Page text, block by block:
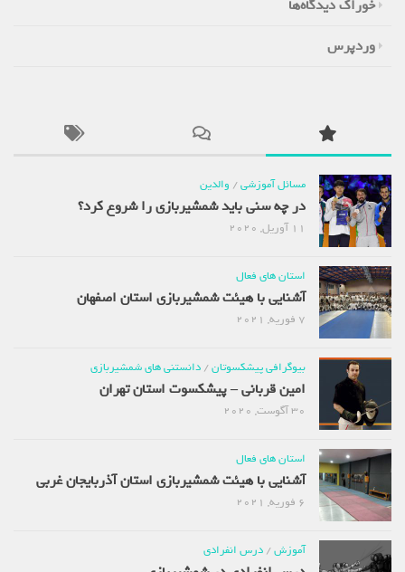
خوراک دیدگاه‌ها
وردپرس
مسائل آموزشی/والدین
در چه سنی باید شمشیربازی را شروع کرد؟
استان های فعال
آشنایی با هیئت شمشیربازی استان اصفهان
بیوگرافی پیشکسوتان/دانستنی های شمشیربازی
امین قربانی – پیشکسوت استان تهران
استان های فعال
آشنایی با هیئت شمشیربازی استان آذربایجان غربی
آموزش/درس انفرادی